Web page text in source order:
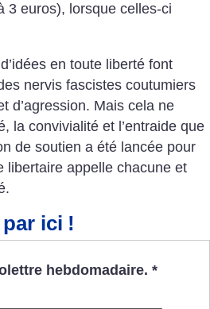
3 euros), lorsque celles-ci
en toute liberté font
nervis fascistes coutumiers
d’agression. Mais cela ne
la convivialité et l’entraide que
de soutien a été lancée pour
libertaire appelle chacune et
ici !
hebdomadaire. *